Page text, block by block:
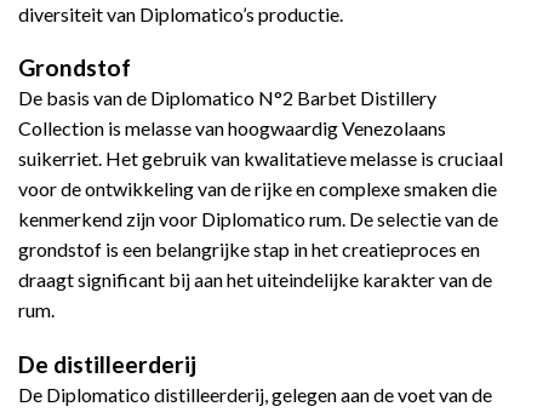
diversiteit van Diplomatico’s productie.
Grondstof
De basis van de Diplomatico N°2 Barbet Distillery
Collection is melasse van hoogwaardig Venezolaans
suikerriet. Het gebruik van kwalitatieve melasse is cruciaal
voor de ontwikkeling van de rijke en complexe smaken die
kenmerkend zijn voor Diplomatico rum. De selectie van de
grondstof is een belangrijke stap in het creatieproces en
draagt significant bij aan het uiteindelijke karakter van de
rum.
De distilleerderij
De Diplomatico distilleerderij, gelegen aan de voet van de